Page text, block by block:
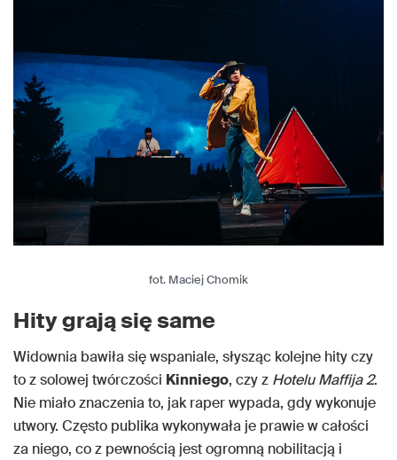
fot. Maciej Chomik
Hity grają się same
Widownia bawiła się wspaniale, słysząc kolejne hity czy
to z solowej twórczości Kinniego, czy z Hotelu Maffija 2.
Nie miało znaczenia to, jak raper wypada, gdy wykonuje
utwory. Często publika wykonywała je prawie w całości
za niego, co z pewnością jest ogromną nobilitacją i